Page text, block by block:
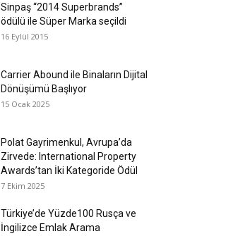
Sinpaş “2014 Superbrands”
ödülü ile Süper Marka seçildi
16 Eylül 2015
Carrier Abound ile Binaların Dijital
Dönüşümü Başlıyor
15 Ocak 2025
Polat Gayrimenkul, Avrupa’da
Zirvede: International Property
Awards’tan İki Kategoride Ödül
7 Ekim 2025
Türkiye’de Yüzde100 Rusça ve
İngilizce Emlak Arama